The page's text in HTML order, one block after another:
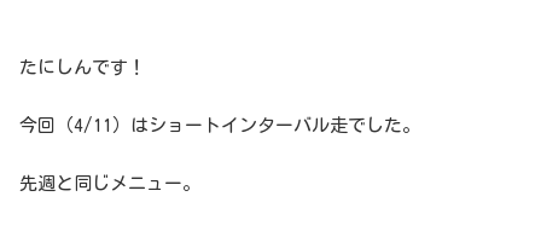
たにしんです！
今回（4/11）はショートインターバル走でした。
先週と同じメニュー。